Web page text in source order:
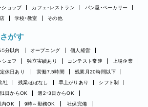
ショップ
カフェ・レストラン
パン屋・ベーカリー
学校・教室 その他
がす
5分以内 オープニング
個人経営
シェフ 独立実績あり コンテスト常連
上場企業
定休日あり 実働7.5時間
残業月20時間以下
社 残業ほぼなし 早上がりあり
シフト制
1日からOK
週2・3日からOK
内OK 9時～勤務OK
社保完備